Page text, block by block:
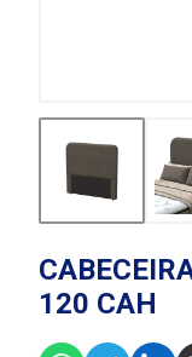
120 CAH